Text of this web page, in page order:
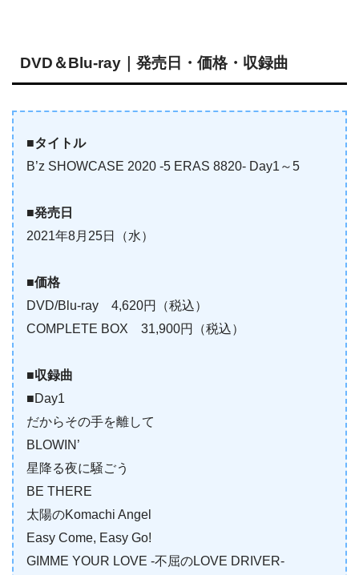
DVD＆Blu-ray｜発売日・価格・収録曲
■タイトル
B’z SHOWCASE 2020 -5 ERAS 8820- Day1～5
■発売日
2021年8月25日（水）
■価格
DVD/Blu-ray 4,620円（税込）
COMPLETE BOX 31,900円（税込）
■収録曲
■Day1
だからその手を離して
BLOWIN’
星降る夜に騒ごう
BE THERE
太陽のKomachi Angel
Easy Come, Easy Go!
GIMME YOUR LOVE -不屈のLOVE DRIVER-